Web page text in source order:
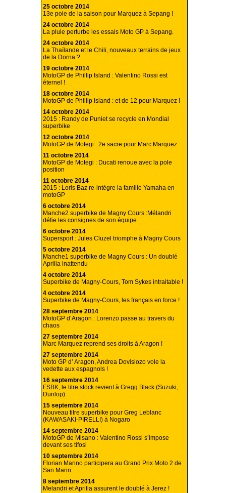
25 octobre 2014
13e pole de la saison pour Marquez à Sepang !
24 octobre 2014
La pluie perturbe les essais Moto GP à Sepang.
24 octobre 2014
La Thaïlande et le Chili, nouveaux terrains de jeux
de la Dorna ?
19 octobre 2014
MotoGP de Phillip Island : Valentino Rossi est
éternel !
18 octobre 2014
MotoGP de Phillip Island : et de 12 pour Marquez !
14 octobre 2014
2015 : Randy de Puniet se recycle en Mondial
superbike
12 octobre 2014
MotoGP de Motegi : 2e sacre pour Marc Marquez
11 octobre 2014
MotoGP de Motegi : Ducati renoue avec la pole
position
11 octobre 2014
2015 : Loris Baz re-intègre la famille Yamaha en
motoGP
6 octobre 2014
Manche2 superbike de Magny Cours :Mélandri
défie les consignes de son équipe
6 octobre 2014
Supersport : Jules Cluzel triomphe à Magny Cours
5 octobre 2014
Manche1 superbike de Magny Cours : Un doublé
Aprilia inattendu
4 octobre 2014
Superbike de Magny-Cours, Tom Sykes intraitable !
4 octobre 2014
Superbike de Magny-Cours, les français en force !
28 septembre 2014
MotoGP d’Aragon : Lorenzo passe au travers du
chaos
27 septembre 2014
Marc Marquez reprend ses droits à Aragon !
27 septembre 2014
Moto GP d’ Aragon, Andrea Dovisiozo vole la
vedette aux espagnols !
16 septembre 2014
FSBK, le titre stock revient à Gregg Black (Suzuki,
Dunlop).
15 septembre 2014
Nouveau titre superbike pour Greg Leblanc
(KAWASAKI-PIRELLI) à Nogaro
14 septembre 2014
MotoGP de Misano : Valentino Rossi s’impose
devant ses tifosi
10 septembre 2014
Florian Marino participera au Grand Prix Moto 2 de
San Marin.
8 septembre 2014
Melandri et Aprilia assurent le doublé à Jerez !